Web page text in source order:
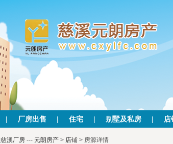
| 厂房出售 | 住宅 | 别墅及私房 | 店
慈溪厂房 --- 元朗房产 > 店铺 > 房源详情